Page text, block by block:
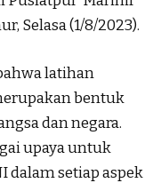
Selasa (1/8/2023).
latihan
bentuk
dan negara.
upaya untuk
setiap aspek